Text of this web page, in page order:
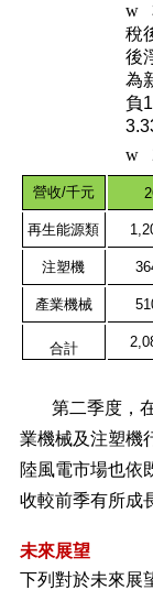
w
稅
後
為
負
w
營收/千元
再生能源類
注塑機
產業機械
合計
第二季度，
業機械及注塑機
陸風電市場也依
收較前季有所成
未來展望
下列對於未來展